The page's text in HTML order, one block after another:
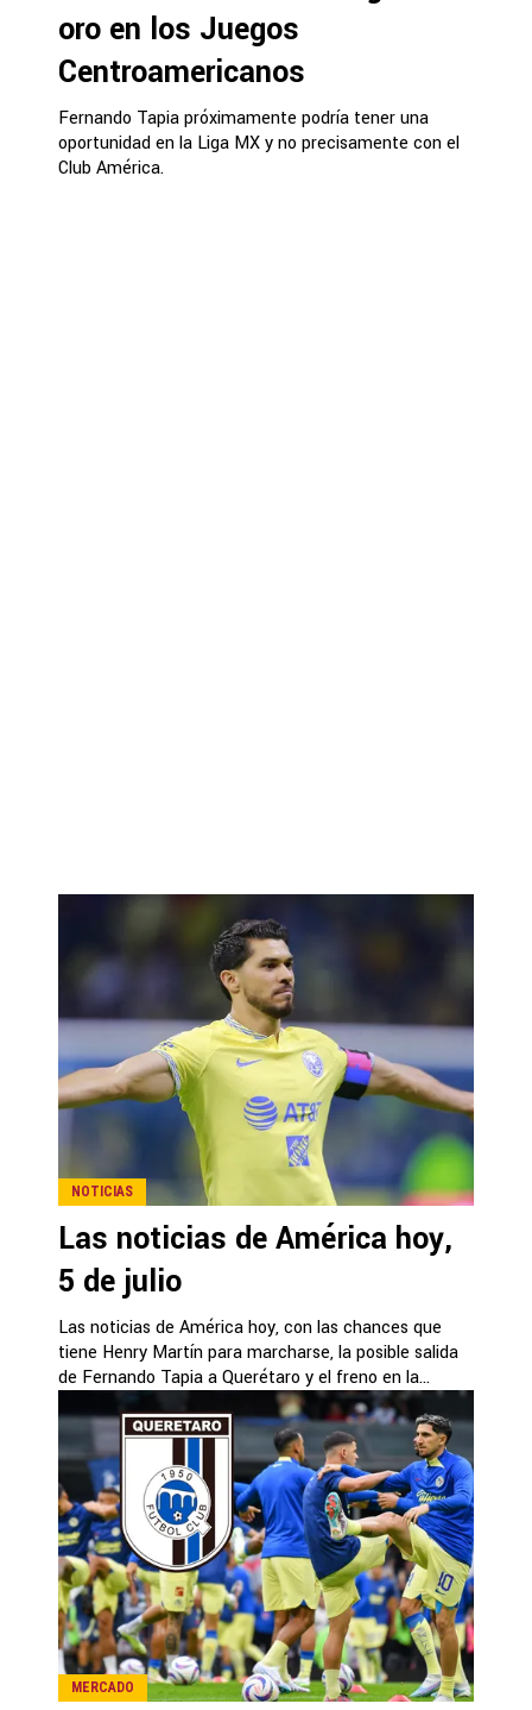
oro en los Juegos
Centroamericanos
Fernando Tapia próximamente podría tener una
oportunidad en la Liga MX y no precisamente con el
Club América.
NOTICIAS
Las noticias de América hoy,
5 de julio
Las noticias de América hoy, con las chances que
tiene Henry Martín para marcharse, la posible salida
de Fernando Tapia a Querétaro y el freno en la...
MERCADO